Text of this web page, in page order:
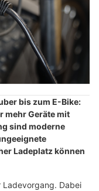
bis zum E-Bike:
mehr Geräte mit
sind moderne
Ladeplatz können
Ladevorgang. Dabei